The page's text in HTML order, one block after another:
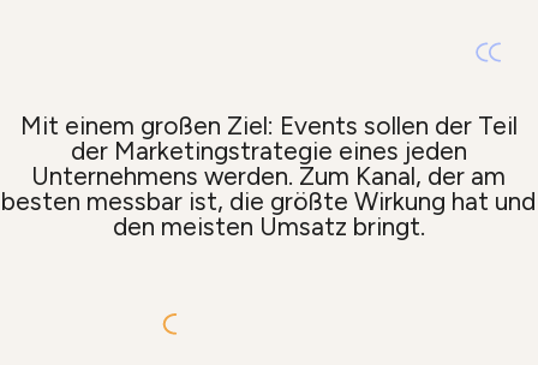
Mit einem großen Ziel: Events sollen der Teil
der Marketingstrategie eines jeden
Unternehmens werden. Zum Kanal, der am
besten messbar ist, die größte Wirkung hat und
den meisten Umsatz bringt.